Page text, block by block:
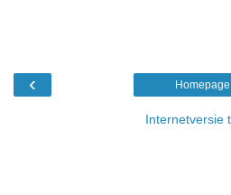
‹ Homepage
Internetversie